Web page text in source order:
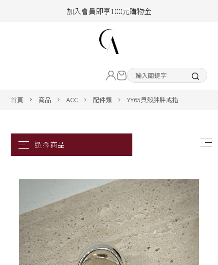
加入會員即享100元購物金
2026年新品大上架！把時髦變成日常
加入會員即享100元購物金
CLOTHING
BOTTOM
ACC&SHOE
BIG SALE
首頁 商品 ACC 配件類 YY65貝殼胖胖戒指